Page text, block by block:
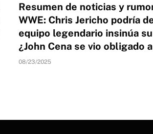
Resumen de noticias y
WWE: Chris Jericho podría
equipo legendario insinúa
¿John Cena se vio obligado
08/23/2025